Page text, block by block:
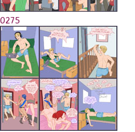
0275